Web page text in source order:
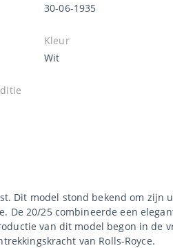
30-06-1935
Kleur
Wit
Dit model stond bekend om zijn
De 20/25 combineerde een
van dit model begon in de
van Rolls-Royce.